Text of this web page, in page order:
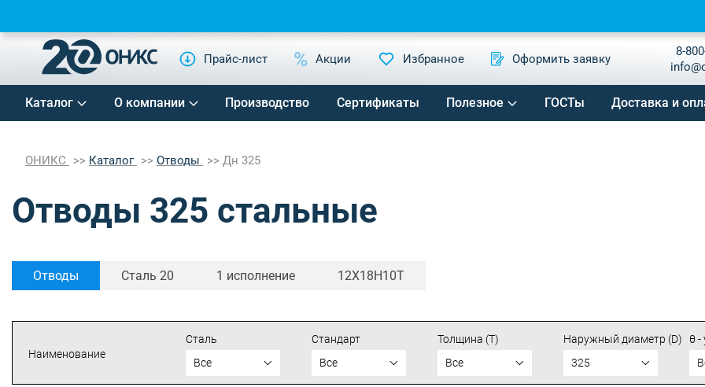
Прайс-лист Акции Избранное Оформить заявку
8-
Каталог О компании Производство Сертификаты Полезное ГОСТы Доставка и
ОНИКС Каталог Отводы Дн 325
Отводы 325 стальные
Отводы Сталь 20 1 исполнение 12Х18Н10Т
Наименование
Сталь
Все
Стандарт
Все
Толщина (T)
Все
Наружный диаметр (D)
325
θ -